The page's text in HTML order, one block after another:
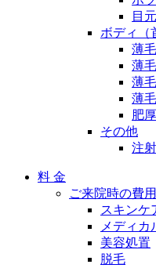
目
ボディ（
薄
薄
薄
薄
肥
その他
注
料 金
ご来院時の費用
スキンケ
メディカ
美容処置
脱毛